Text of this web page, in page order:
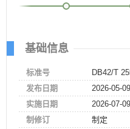
基础信息
标准号
DB42/T
发布日期
2026-05-09
实施日期
2026-07-09
制修订
制定